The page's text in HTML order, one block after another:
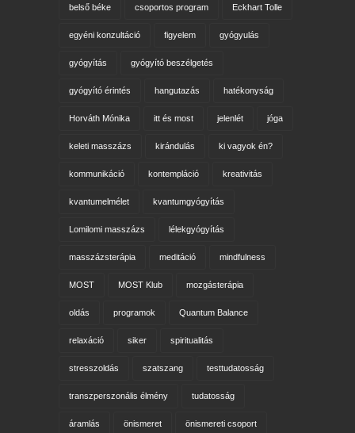
belső béke csoportos program Eckhart Tolle
egyéni konzultáció figyelem gyógyulás
gyógyítás gyógyító beszélgetés
gyógyító érintés hangutazás hatékonyság
Horváth Mónika itt és most jelenlét jóga
keleti masszázs kirándulás ki vagyok én?
kommunikáció kontempláció kreativitás
kvantumelmélet kvantumgyógyítás
Lomilomi masszázs lélekgyógyítás
masszázsterápia meditáció mindfulness
MOST MOST Klub mozgásterápia
oldás programok Quantum Balance
relaxáció siker spiritualitás
stresszoldás szatszang testtudatosság
transzperszonális élmény tudatosság
áramlás önismeret önismereti csoport